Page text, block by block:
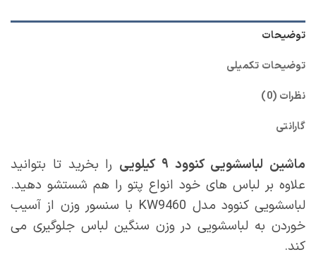
توضیحات
توضیحات تکمیلی
نظرات (0)
گارانتی
ماشین لباسشویی کنوود ۹ کیلویی
را بخرید تا بتوانید
علاوه بر لباس های خود انواع پتو را هم شستشو دهید.
لباسشویی کنوود مدل KW9460 با سنسور وزن از آسیب
خوردن به لباسشویی در وزن سنگین لباس جلوگیری می
کند.